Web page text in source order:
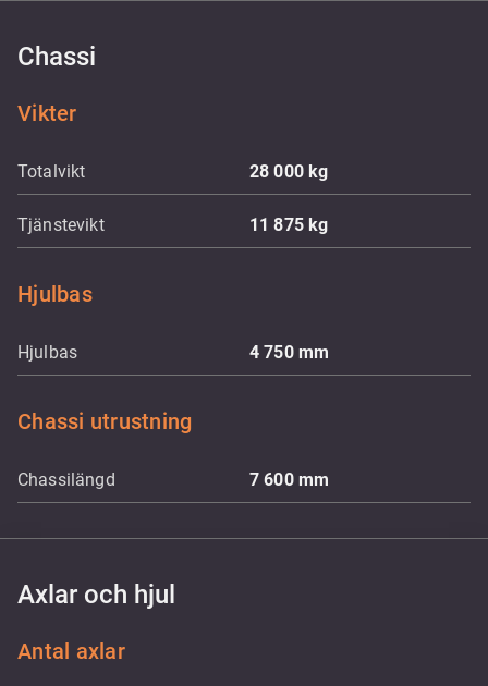
Chassi
Vikter
Totalvikt 28 000kg
Tjänstevikt 11 875kg
Hjulbas
Hjulbas 4 750 mm
Chassi utrustning
Chassilängd 7 600 mm
Axlar och hjul
Antal axlar